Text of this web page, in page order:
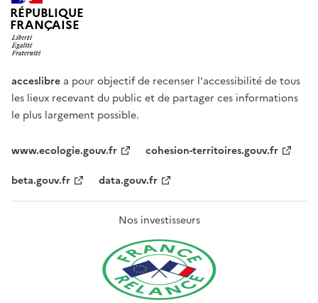
RÉPUBLIQUE
FRANÇAISE
acceslibre a pour objectif de recenser l'accessibilité de tous
les lieux recevant du public et de partager ces informations
le plus largement possible.
www.ecologie.gouv.fr
cohesion-territoires.gouv.fr
beta.gouv.fr
data.gouv.fr
Nos investisseurs